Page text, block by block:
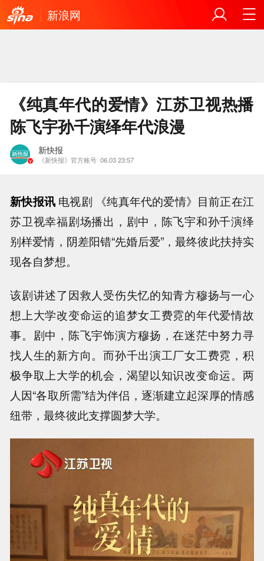
新浪网
《纯真年代的爱情》江苏卫视热播
陈飞宇孙千演绎年代浪漫
新快报
《新快报》官方账号 06.03 23:57
新快报讯电视剧 《纯真年代的爱情》目前正在江
苏卫视幸福剧场播出，剧中，陈飞宇和孙千演绎
别样爱情，阴差阳错“先婚后爱”，最终彼此扶持实
现各自梦想。
该剧讲述了因救人受伤失忆的知青方穆扬与一心
想上大学改变命运的追梦女工费霓的年代爱情故
事。剧中，陈飞宇饰演方穆扬，在迷茫中努力寻
找人生的新方向。而孙千出演工厂女工费霓，积
极争取上大学的机会，渴望以知识改变命运。两
人因“各取所需”结为伴侣，逐渐建立起深厚的情感
纽带，最终彼此支撑圆梦大学。